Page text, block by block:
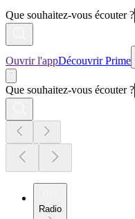
Que souhaitez-vous écouter ?
Ouvrir l'appDécouvrir Prime
Que souhaitez-vous écouter ?
Radio